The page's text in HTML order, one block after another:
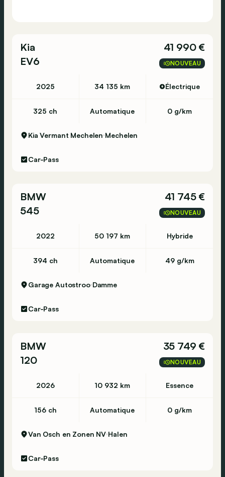
Kia
EV6
41 990 €
NOUVEAU
2025 34 135 km Électrique
325 ch Automatique 0 g/km
Kia Vermant Mechelen Mechelen
Car-Pass
BMW
545
41 745 €
NOUVEAU
2022 50 197 km Hybride
394 ch Automatique 49 g/km
Garage Autostroo Damme
Car-Pass
BMW
120
35 749 €
NOUVEAU
2026 10 932 km Essence
156 ch Automatique 0 g/km
Van Osch en Zonen NV Halen
Car-Pass